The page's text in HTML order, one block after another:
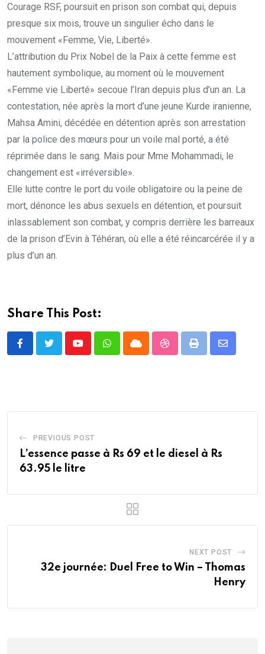
Courage RSF, poursuit en prison son combat qui, depuis
presque six mois, trouve un singulier écho dans le
mouvement «Femme, Vie, Liberté».
L’attribution du Prix Nobel de la Paix à cette femme est
hautement symbolique, au moment où le mouvement
«Femme vie Liberté» secoue l’Iran depuis plus d’un an. La
contestation, née après la mort d’une jeune Kurde iranienne,
Mahsa Amini, décédée en détention après son arrestation
par la police des mœurs pour un voile mal porté, a été
réprimée dans le sang. Mais pour Mme Mohammadi, le
changement est «irréversible».
Elle lutte contre le port du voile obligatoire ou la peine de
mort, dénonce les abus sexuels en détention, et poursuit
inlassablement son combat, y compris derrière les barreaux
de la prison d’Evin à Téhéran, où elle a été réincarcérée il y a
plus d’un an.
Share This Post:
YoutubeWhatsappCloud StumbleUpon
Print
Share
PREVIOUS POST
L’essence passe à Rs 69 et le diesel à Rs
63.95 le litre
NEXT POST
32e journée: Duel Free to Win – Thomas
Henry